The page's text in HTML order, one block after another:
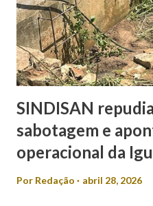
preferiram não responder,
chega a 22,6%. O
dos candidatos. Nesse...
SINDISAN
sabotagem e
operacional da
Por Redação abril 28, 2026